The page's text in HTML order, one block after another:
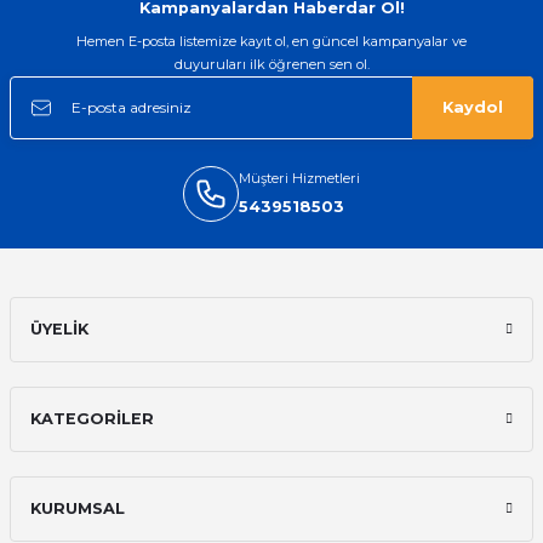
Oldukça kaliteli ve şık bir görünümü
rahatsız etmiyor ve tam oturdu.
Sinan Tatlicioglu | 30/01/2026
Ali Bilge Ertan | 11/09/2025
Kampanyalardan Haberdar Ol!
Hemen E-posta listemize kayıt ol, en güncel kampanyalar ve
duyuruları ilk öğrenen sen ol.
Kaydol
Müşteri Hizmetleri
5439518503
ÜYELİK
KATEGORİLER
KURUMSAL